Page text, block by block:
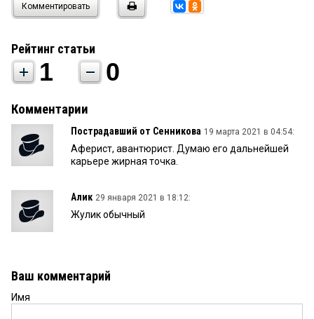
Комментировать
Рейтинг статьи
1 0
Комментарии
Пострадавший от Сенникова 19 марта 2021 в 04:54:
Аферист, авантюрист. Думаю его дальнейшей
карьере жирная точка.
Алик 29 января 2021 в 18:12:
Жулик обычный
Ваш комментарий
Имя